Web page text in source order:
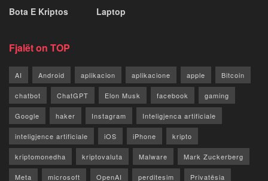
Bota E Kriptos
Laptop
Fjalët on TOP
AI Android aplikacion aplikacione apple Bitcoin
chatbot ChatGPT Elon Musk facebook gaming
Google haker Instagram Inteligjenca artificiale
inteligjence artificiale iOS iPhone kripto
kriptomonedha kriptovaluta Malware Mark Zuckerberg
Meta microsoft OpenAI perditesim Privatësia